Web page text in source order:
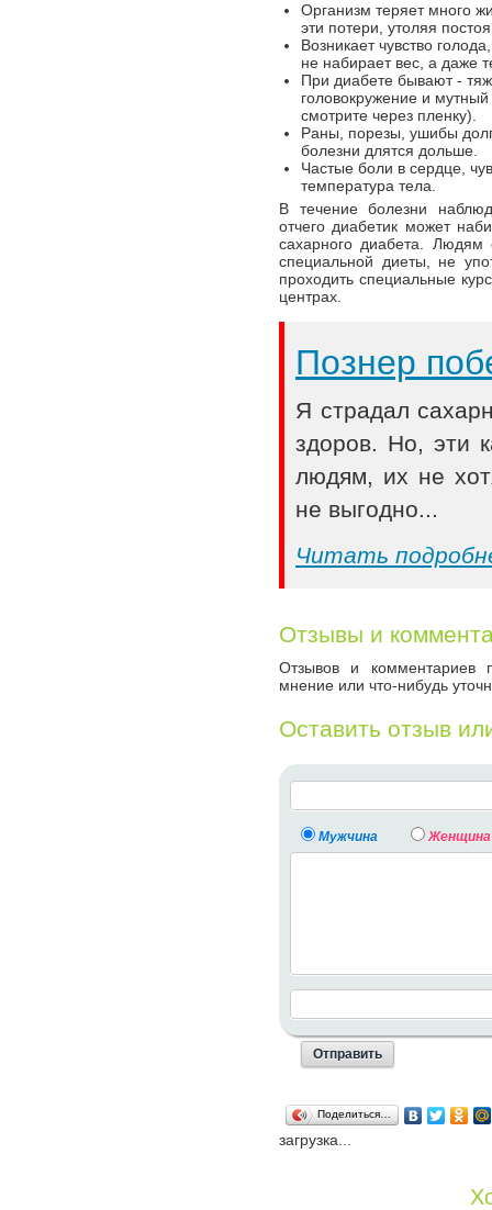
Организм теряет много
эти потери, утоляя
Возникает чувство
не набирает вес, а даже
При диабете бывают -
головокружение и
смотрите через пленку).
Раны, порезы, ушибы
болезни длятся дольше.
Частые боли в сердце,
температура тела.
В течение болезни
отчего диабетик может
сахарного диабета. Людям
специальной диеты, не
проходить специальные
центрах.
Познер
Я страдал
здоров. Но, эти
людям, их не
не выгодно...
Читать
Отзывы и
Отзывов и комментариев
мнение или что-нибудь
Оставить отзыв
Мужчина Женщина
Поделиться…
загрузка...